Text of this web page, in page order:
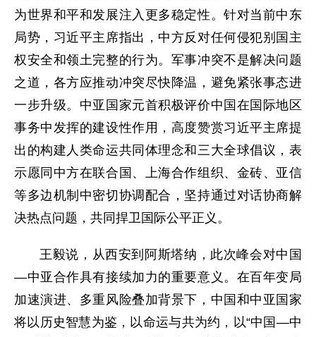
为世界和平和发展注入更多稳定性。针对当前中东
局势，习近平主席指出，中方反对任何侵犯别国主
权安全和领土完整的行为。军事冲突不是解决问题
之道，各方应推动冲突尽快降温，避免紧张事态进
一步升级。中亚国家元首积极评价中国在国际地区
事务中发挥的建设性作用，高度赞赏习近平主席提
出的构建人类命运共同体理念和三大全球倡议，表
示愿同中方在联合国、上海合作组织、金砖、亚信
等多边机制中密切协调配合，坚持通过对话协商解
决热点问题，共同捍卫国际公平正义。
王毅说，从西安到阿斯塔纳，此次峰会对中国
—中亚合作具有接续加力的重要意义。在百年变局
加速演进、多重风险叠加背景下，中国和中亚国家
将以历史智慧为鉴，以命运与共为约，以“中国—中